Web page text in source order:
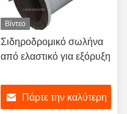
Βίντεο
Σιδηροδρομικό σωλήνα
από ελαστικό για εξόρυξη
Πάρτε την καλύτερη